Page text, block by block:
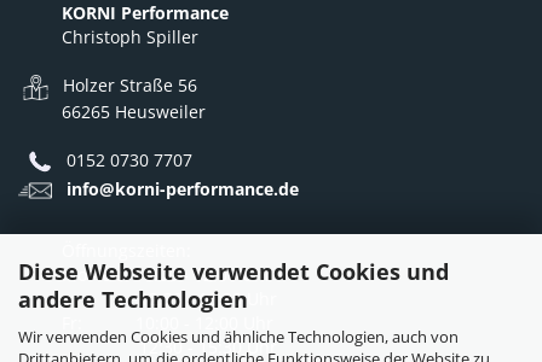
Diese Webseite verwendet Cookies und
andere Technologien
Wir verwenden Cookies und ähnliche Technologien, auch von
KORNI Performance
Christoph Spiller
Holzer Straße 56
66265 Heusweiler
0152 0730 7707
info@korni-performance.de
Mo - Do: 10:00 - 12:00 Uhr
12:30 - 16:30 Uhr
12:30 - 15:30 Uhr